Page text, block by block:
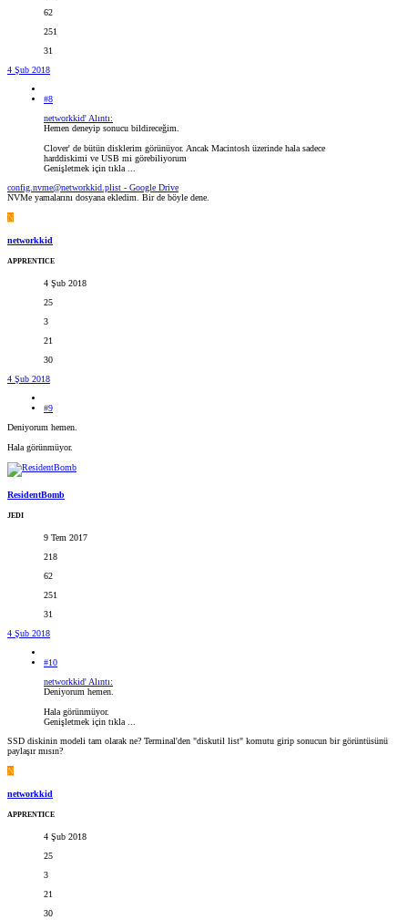
62
251
31
4 Şub 2018
#8
networkkid' Alıntı:
Hemen deneyip sonucu bildireceğim.
Clover' de bütün disklerim görünüyor. Ancak Macintosh üzerinde hala sadece
harddiskimi ve USB mi görebiliyorum
Genişletmek için tıkla ...
config.nvme@networkkid.plist - Google Drive
NVMe yamalarını dosyana ekledim. Bir de böyle dene.
N
networkkid
APPRENTICE
4 Şub 2018
25
3
21
30
4 Şub 2018
#9
Deniyorum hemen.
Hala görünmüyor.
ResidentBomb
JEDI
9 Tem 2017
218
62
251
31
4 Şub 2018
#10
networkkid' Alıntı:
Deniyorum hemen.
Hala görünmüyor.
Genişletmek için tıkla ...
SSD diskinin modeli tam olarak ne? Terminal'den "diskutil list" komutu girip sonucun bir görüntüsünü
paylaşır mısın?
N
networkkid
APPRENTICE
4 Şub 2018
25
3
21
30